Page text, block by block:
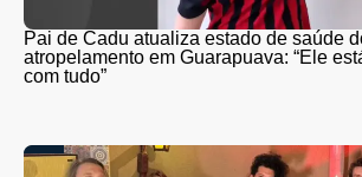
Pai de Cadu atualiza estado de saúde
atropelamento em Guarapuava: “Ele
com tudo”